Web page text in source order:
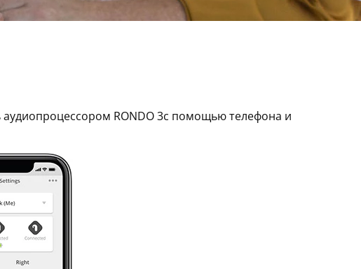
RONDO 3с помощью телефона и